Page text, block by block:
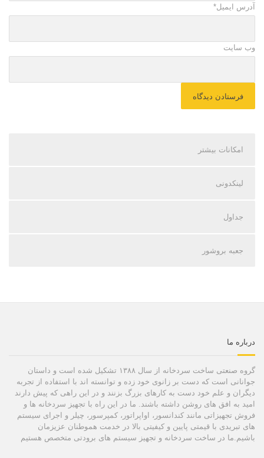
آدرس ایمیل*
وب سایت
امکانات بیشتر
لینکدونی
جداول
جعبه بروشور
درباره ما
گروه صنعتی ساخت سردخانه از سال ۱۳۸۸ تشکیل شده است و داستان
جوانانی است که دست بر زانوی خود زده و توانسته اند با استفاده از تجربه
دیگران و علم خود دست به کارهای بزرگ بزنند و در این راهی که پیش دارند
امید به افق های روشن داشته باشند. ما در این راه با تجهیز سردخانه ها و
فروش تجهیزاتی مانند کندانسور، اواپراتور، کمپرسور، چیلر و اجرای سیستم
های تبریدی با قیمتی پایین و کیفیتی بالا در خدمت هموطنان عزیزمان
باشیم.ما در ساخت سردخانه و تجهیز سیستم های برودتی متخصص هستیم